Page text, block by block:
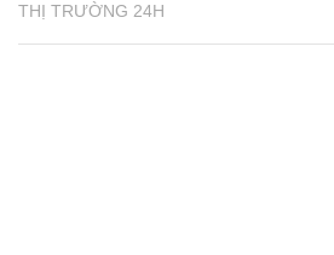
THỊ TRƯỜNG 24H